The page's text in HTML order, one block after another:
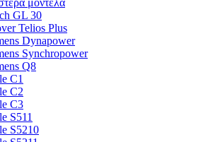
GL 30
Telios Plus
Dynapower
Synchropower
Q8
C1
C2
C3
S511
S5210